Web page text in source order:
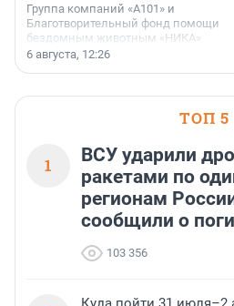
Группа компаний «А101» и
Благотворительный фонд помощи
бездомным животным «НИКА»
заключили соглашение о
6 августа, 12:26
ТОП 5
1
ВСУ ударили
ракетами по
регионам
сообщили о
103 356